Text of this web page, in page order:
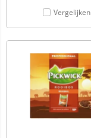
Vergelijken